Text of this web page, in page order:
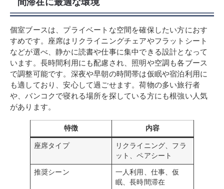
間滞在に最適な環境
個室ブースは、プライベートな空間を確保したい方におす
すめです。座席はリクライニングチェアやフラットシート
などが選べ、静かに読書や仕事に集中できる設計となって
います。長時間利用にも配慮され、照明や空調も各ブース
で調整可能です。深夜や早朝の時間帯は仮眠や宿泊利用に
も適しており、安心して過ごせます。荷物の多い旅行者
や、バンコクで寝れる場所を探している方にも根強い人気
があります。
特徴 内容
座席タイプ
リクライニング、フラ
ット、ペアシート
推奨シーン
一人利用、仕事、仮
眠、長時間滞在